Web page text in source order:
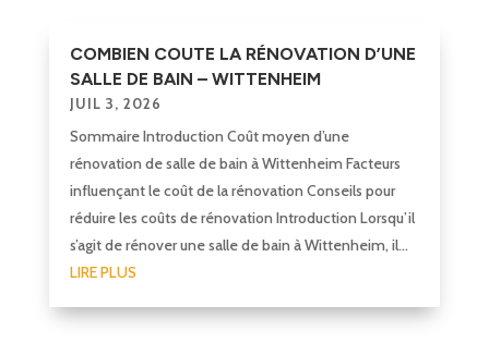
COMBIEN COUTE LA RÉNOVATION D’UNE
SALLE DE BAIN – WITTENHEIM
JUIL 3, 2026
Sommaire Introduction Coût moyen d’une
rénovation de salle de bain à Wittenheim Facteurs
influençant le coût de la rénovation Conseils pour
réduire les coûts de rénovation Introduction Lorsqu’il
s’agit de rénover une salle de bain à Wittenheim, il...
LIRE PLUS